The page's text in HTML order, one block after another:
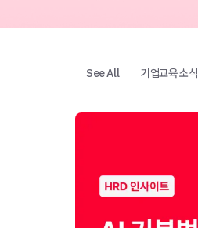
See All 기업교육 소식